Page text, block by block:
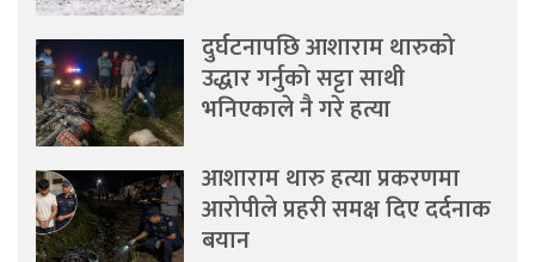
दुर्घटनापछि आशाराम थारुको
उद्धार गर्नुको सट्टा साथी
भनिएकाले नै गरे हत्या
आशाराम थारु हत्या प्रकरणमा
आरोपीले प्रहरी समक्ष दिए दर्दनाक
बयान